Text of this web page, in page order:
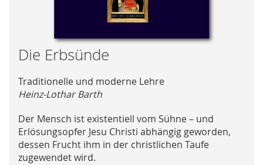
Skip
to
the
beginning
of
the
images
gallery
Die Erbsünde
Traditionelle und moderne Lehre
Heinz-Lothar Barth
Der Mensch ist existentiell vom Sühne – und
Erlösungsopfer Jesu Christi abhängig geworden,
dessen Frucht ihm in der christlichen Taufe
zugewendet wird.